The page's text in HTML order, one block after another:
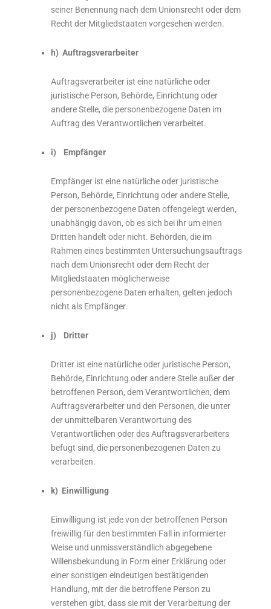
seiner Benennung nach dem Unionsrecht oder dem
Recht der Mitgliedstaaten vorgesehen werden.
h) Auftragsverarbeiter
Auftragsverarbeiter ist eine natürliche oder
juristische Person, Behörde, Einrichtung oder
andere Stelle, die personenbezogene Daten im
Auftrag des Verantwortlichen verarbeitet.
i) Empfänger
Empfänger ist eine natürliche oder juristische
Person, Behörde, Einrichtung oder andere Stelle,
der personenbezogene Daten offengelegt werden,
unabhängig davon, ob es sich bei ihr um einen
Dritten handelt oder nicht. Behörden, die im
Rahmen eines bestimmten Untersuchungsauftrags
nach dem Unionsrecht oder dem Recht der
Mitgliedstaaten möglicherweise
personenbezogene Daten erhalten, gelten jedoch
nicht als Empfänger.
j) Dritter
Dritter ist eine natürliche oder juristische Person,
Behörde, Einrichtung oder andere Stelle außer der
betroffenen Person, dem Verantwortlichen, dem
Auftragsverarbeiter und den Personen, die unter
der unmittelbaren Verantwortung des
Verantwortlichen oder des Auftragsverarbeiters
befugt sind, die personenbezogenen Daten zu
verarbeiten.
k) Einwilligung
Einwilligung ist jede von der betroffenen Person
freiwillig für den bestimmten Fall in informierter
Weise und unmissverständlich abgegebene
Willensbekundung in Form einer Erklärung oder
einer sonstigen eindeutigen bestätigenden
Handlung, mit der die betroffene Person zu
verstehen gibt, dass sie mit der Verarbeitung der